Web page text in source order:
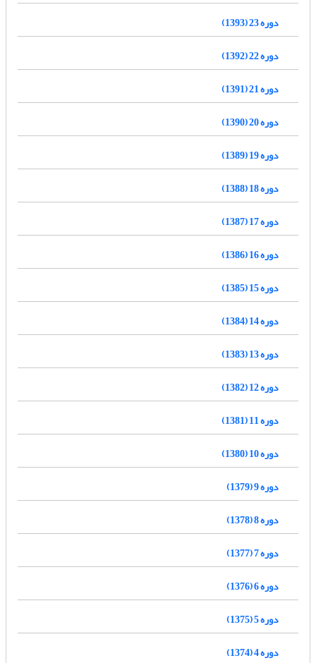
دوره 23 (1393)
دوره 22 (1392)
دوره 21 (1391)
دوره 20 (1390)
دوره 19 (1389)
دوره 18 (1388)
دوره 17 (1387)
دوره 16 (1386)
دوره 15 (1385)
دوره 14 (1384)
دوره 13 (1383)
دوره 12 (1382)
دوره 11 (1381)
دوره 10 (1380)
دوره 9 (1379)
دوره 8 (1378)
دوره 7 (1377)
دوره 6 (1376)
دوره 5 (1375)
دوره 4 (1374)